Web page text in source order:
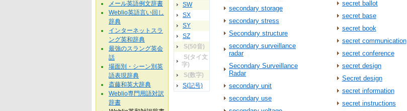
SW
SX
SY
SZ
S(50音)
S(タイ文
字)
S(数字)
S(記号)
secondary storage
secondary stress
Secondary structure
secondary surveillance
radar
Secondary Surveillance
Radar
secondary unit
secondary use
secret ballot
secret base
secret book
secret communication
secret conference
secret design
Secret design
secret information
secret instructions
メール英語例文辞書
Weblio英語言い回し
辞典
インターネットスラ
ング英和辞典
最強のスラング英会
話
場面別・シーン別英
語表現辞典
斎藤和英大辞典
Weblio専門用語対訳
辞書